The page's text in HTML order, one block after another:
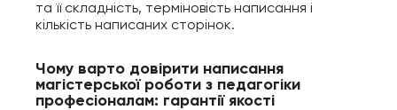
та її складність, терміновість написання і
кількість написаних сторінок.
Чому варто довірити написання
магістерської роботи з педагогіки
професіоналам: гарантії якості